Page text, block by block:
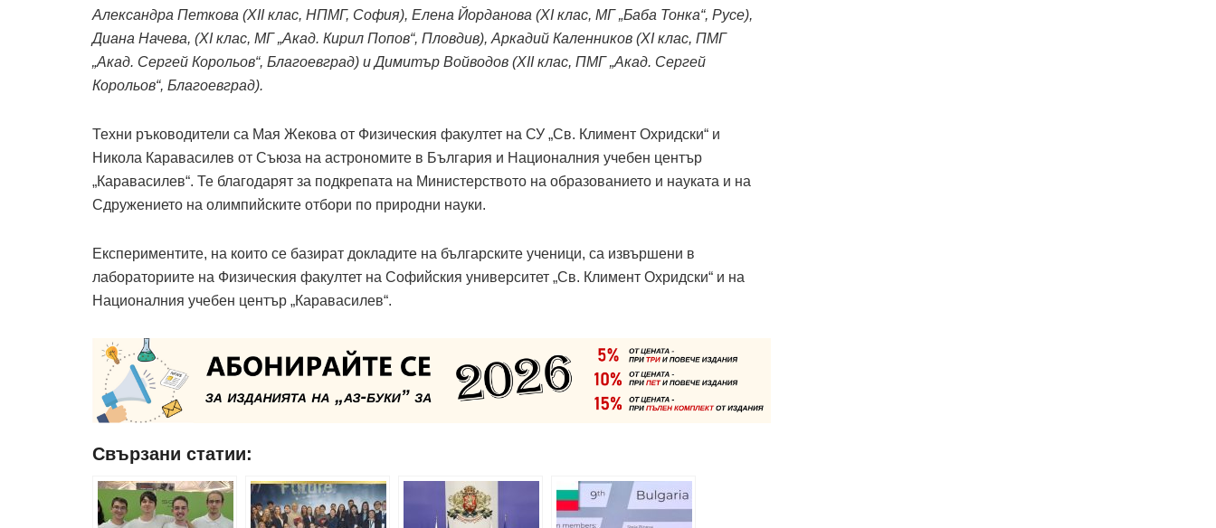
Александра Петкова (XII клас, НПМГ, София), Елена Йорданова (XI клас, МГ „Баба Тонка“, Русе),
Диана Начева, (XI клас, МГ „Акад. Кирил Попов“, Пловдив), Аркадий Каленников (XI клас, ПМГ
„Акад. Сергей Корольов“, Благоевград) и Димитър Войводов (XII клас, ПМГ „Акад. Сергей
Корольов“, Благоевград).
Техни ръководители са Мая Жекова от Физическия факултет на СУ „Св. Климент Охридски“ и
Никола Каравасилев от Съюза на астрономите в България и Националния учебен център
„Каравасилев“. Те благодарят за подкрепата на Министерството на образованието и науката и на
Сдружението на олимпийските отбори по природни науки.
Експериментите, на които се базират докладите на българските ученици, са извършени в
лабораториите на Физическия факултет на Софийския университет „Св. Климент Охридски“ и на
Националния учебен център „Каравасилев“.
Свързани статии: